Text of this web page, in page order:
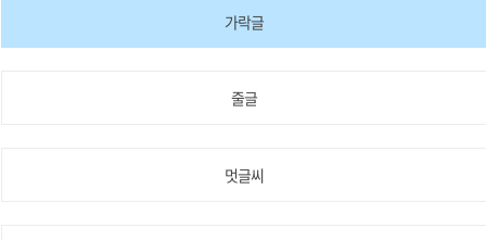
가락글
줄글
멋글씨